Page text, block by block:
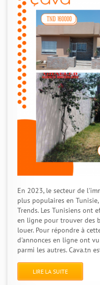
En 2023, le secteur de
plus populaires en
Trends. Les Tunisiens ont
en ligne pour trouver des
louer. Pour répondre à
d'annonces en ligne ont
parmi les autres. Cava.tn
LIRE LA SUITE